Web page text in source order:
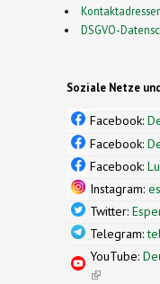
DSGVO-
Soziale Netze
Facebook:
Facebook:
Facebook:
Instagram:
Twitter:
Telegram:
YouTube:
(link is